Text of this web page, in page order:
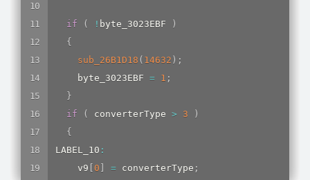
if ( ! byte_3023EBF
)
{
sub_26B1D18 ( 14632 ) ;
    byte_3023EBF
= 1 ;
}
if
( converterType > 3
)
{
LABEL_10 :
    v9
[ 0 ] = converterType ;